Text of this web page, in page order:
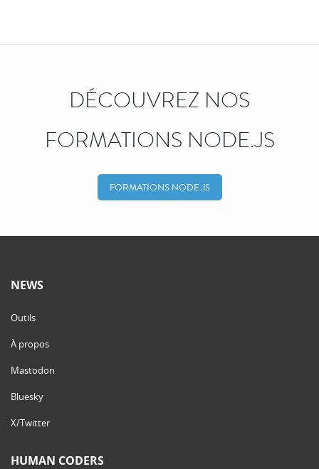
DÉCOUVREZ NOS
FORMATIONS NODE.JS
FORMATIONS NODE.JS
NEWS
Outils
À propos
Mastodon
Bluesky
X/Twitter
HUMAN CODERS